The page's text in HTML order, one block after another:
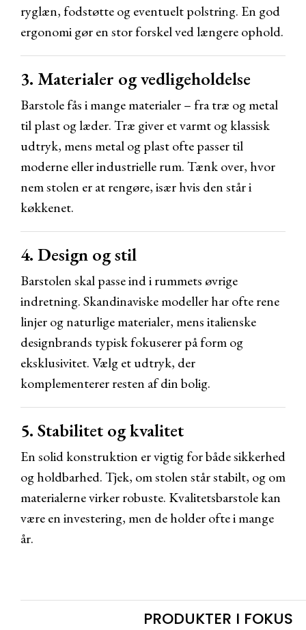
ryglæn, fodstøtte og eventuelt polstring. En god
ergonomi gør en stor forskel ved længere ophold.
3. Materialer og vedligeholdelse
Barstole fås i mange materialer – fra træ og metal
til plast og læder. Træ giver et varmt og klassisk
udtryk, mens metal og plast ofte passer til
moderne eller industrielle rum. Tænk over, hvor
nem stolen er at rengøre, især hvis den står i
køkkenet.
4. Design og stil
Barstolen skal passe ind i rummets øvrige
indretning. Skandinaviske modeller har ofte rene
linjer og naturlige materialer, mens italienske
designbrands typisk fokuserer på form og
eksklusivitet. Vælg et udtryk, der
komplementerer resten af din bolig.
5. Stabilitet og kvalitet
En solid konstruktion er vigtig for både sikkerhed
og holdbarhed. Tjek, om stolen står stabilt, og om
materialerne virker robuste. Kvalitetsbarstole kan
være en investering, men de holder ofte i mange
år.
PRODUKTER I FOKUS